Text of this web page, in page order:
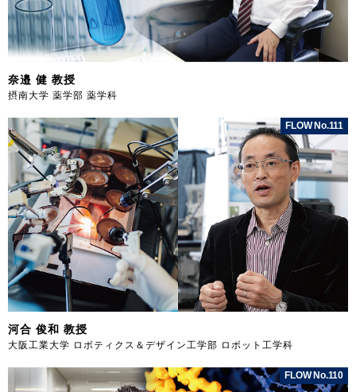
奈邉 健 教授
摂南大学 薬学部 薬学科
FLOW No.111
河合 俊和 教授
大阪工業大学 ロボティクス＆デザイン工学部 ロボット工学科
FLOW No.110